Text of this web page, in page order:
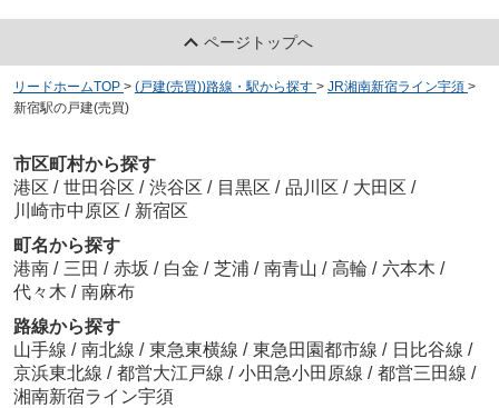
ページトップへ
リードホームTOP > (戸建(売買))路線・駅から探す > JR湘南新宿ライン宇須 >
新宿駅の戸建(売買)
市区町村から探す
港区 / 世田谷区 / 渋谷区 / 目黒区 / 品川区 / 大田区 /
川崎市中原区 / 新宿区
町名から探す
港南 / 三田 / 赤坂 / 白金 / 芝浦 / 南青山 / 高輪 / 六本木 /
代々木 / 南麻布
路線から探す
山手線 / 南北線 / 東急東横線 / 東急田園都市線 / 日比谷線 /
京浜東北線 / 都営大江戸線 / 小田急小田原線 / 都営三田線 /
湘南新宿ライン宇須